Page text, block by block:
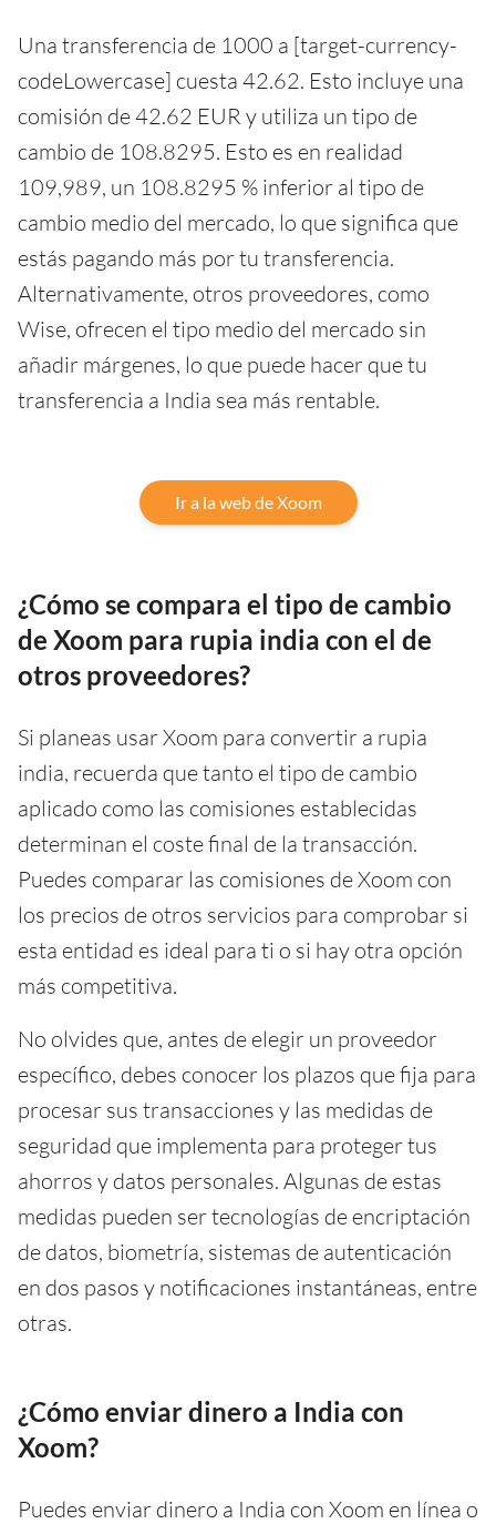
Una transferencia de 1000 a [target-currency-
codeLowercase] cuesta 42.62. Esto incluye una
comisión de 42.62 EUR y utiliza un tipo de
cambio de 108.8295. Esto es en realidad
109,989, un 108.8295 % inferior al tipo de
cambio medio del mercado, lo que significa que
estás pagando más por tu transferencia.
Alternativamente, otros proveedores, como
Wise, ofrecen el tipo medio del mercado sin
añadir márgenes, lo que puede hacer que tu
transferencia a India sea más rentable.
Ir a la web de Xoom
¿Cómo se compara el tipo de cambio
de Xoom para rupia india con el de
otros proveedores?
Si planeas usar Xoom para convertir a rupia
india, recuerda que tanto el tipo de cambio
aplicado como las comisiones establecidas
determinan el coste final de la transacción.
Puedes comparar las comisiones de Xoom con
los precios de otros servicios para comprobar si
esta entidad es ideal para ti o si hay otra opción
más competitiva.
No olvides que, antes de elegir un proveedor
específico, debes conocer los plazos que fija para
procesar sus transacciones y las medidas de
seguridad que implementa para proteger tus
ahorros y datos personales. Algunas de estas
medidas pueden ser tecnologías de encriptación
de datos, biometría, sistemas de autenticación
en dos pasos y notificaciones instantáneas, entre
otras.
¿Cómo enviar dinero a India con
Xoom?
Puedes enviar dinero a India con Xoom en línea o